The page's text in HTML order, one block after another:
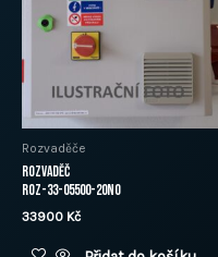
Rozvaděče
Rozvaděč
ROZ-33-05500-20N0
33900 Kč